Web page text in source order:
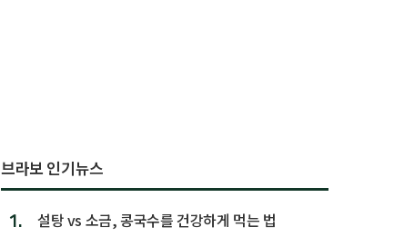
브라보 인기뉴스
1. 설탕 vs 소금, 콩국수를 건강하게 먹는 법